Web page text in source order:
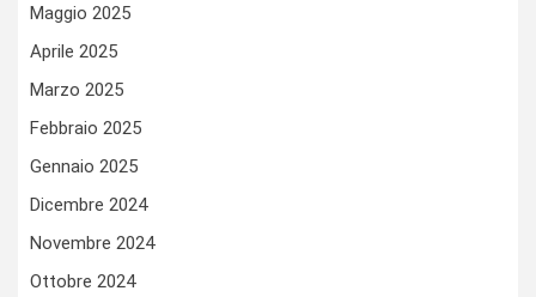
Maggio 2025
Aprile 2025
Marzo 2025
Febbraio 2025
Gennaio 2025
Dicembre 2024
Novembre 2024
Ottobre 2024